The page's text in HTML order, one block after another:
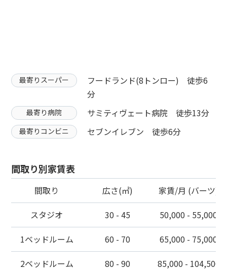
最寄りスーパー
フードランド(8トンロー) 徒歩6
分
最寄り病院 サミティヴェート病院 徒歩13分
最寄りコンビニ セブンイレブン 徒歩6分
間取り別家賃表
間取り 広さ(㎡)
家賃/月 (バーツ)
スタジオ
30 - 45
50,000 - 55,000
1ベッドルーム
60 - 70
65,000 - 75,000
2ベッドルーム
80 - 90 85,000 - 104,500